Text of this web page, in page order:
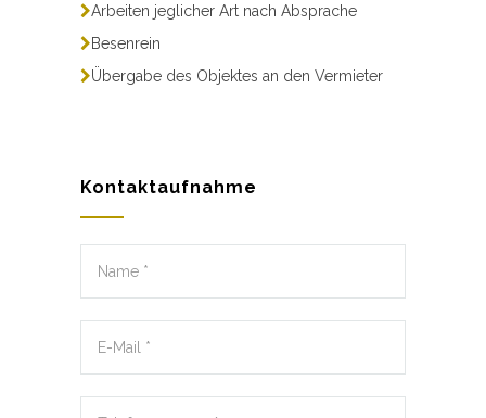
Arbeiten jeglicher Art nach Absprache
Besenrein
Übergabe des Objektes an den Vermieter
Kontaktaufnahme